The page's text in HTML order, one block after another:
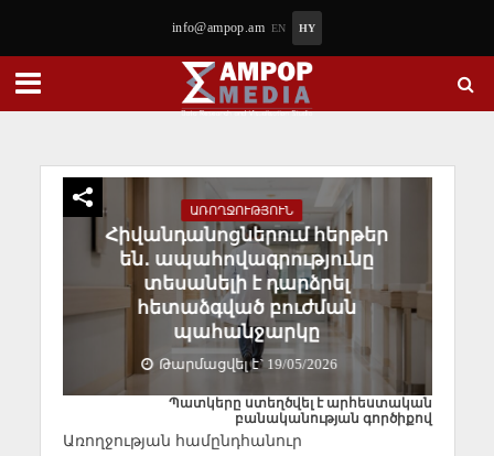
info@ampop.am EN HY
ԱՌՈՂՋՈՒԹՅՈՒՆ
Հիվանդանոցներում հերթեր
են․ ապահովագրությունը
տեսանելի է դարձրել
հետաձգված բուժման
պահանջարկը
Թարմացվել է` 19/05/2026
Պատկերը ստեղծվել է արհեստական
բանականության գործիքով
Առողջության համընդհանուր